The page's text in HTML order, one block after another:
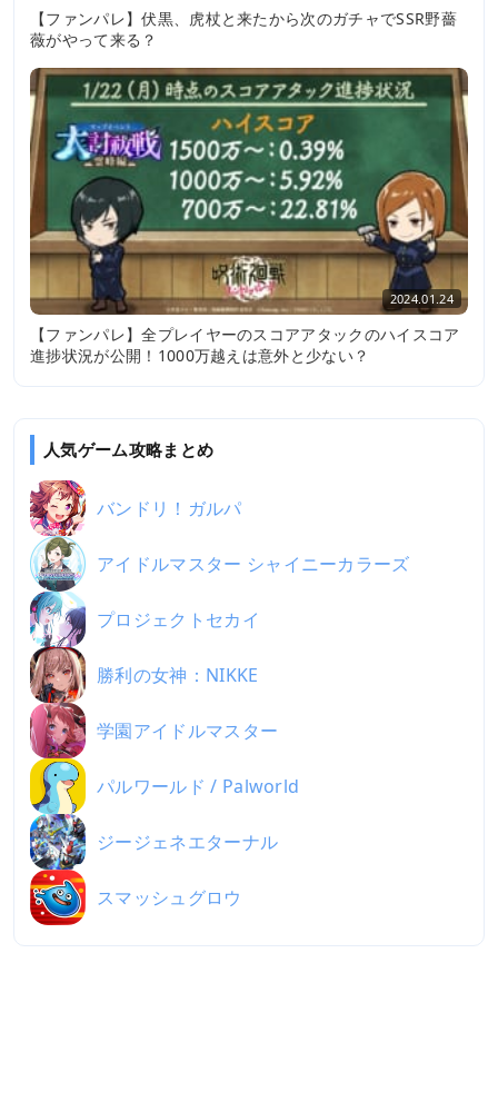
【ファンパレ】伏黒、虎杖と来たから次のガチャでSSR野薔
薇がやって来る？
2024.01.24
【ファンパレ】全プレイヤーのスコアアタックのハイスコア
進捗状況が公開！1000万越えは意外と少ない？
人気ゲーム攻略まとめ
バンドリ！ガルパ
アイドルマスター シャイニーカラーズ
プロジェクトセカイ
勝利の女神：NIKKE
学園アイドルマスター
パルワールド / Palworld
ジージェネエターナル
スマッシュグロウ